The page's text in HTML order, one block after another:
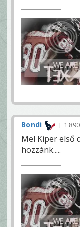
Bondi 1 890
Mel Kiper első
hozzánk.....